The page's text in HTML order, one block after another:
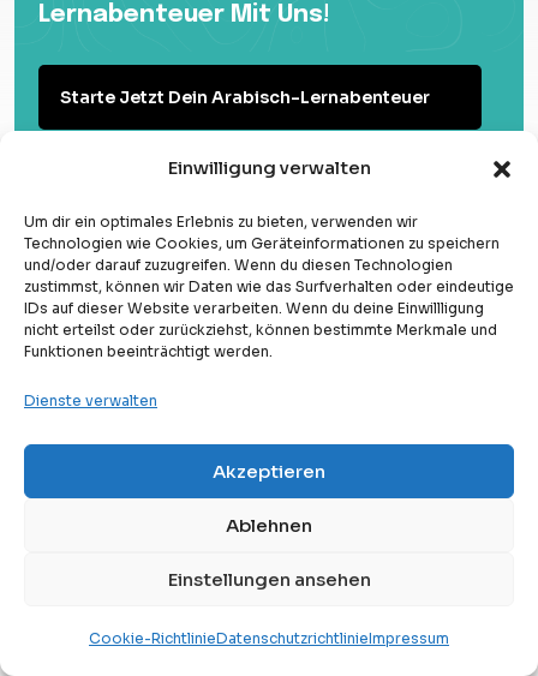
Einwilligung verwalten
Um dir ein optimales Erlebnis zu bieten, verwenden wir
Technologien wie Cookies, um Geräteinformationen zu speichern
und/oder darauf zuzugreifen. Wenn du diesen Technologien
zustimmst, können wir Daten wie das Surfverhalten oder eindeutige
IDs auf dieser Website verarbeiten. Wenn du deine Einwillligung
nicht erteilst oder zurückziehst, können bestimmte Merkmale und
Funktionen beeinträchtigt werden.
Dienste verwalten
Akzeptieren
Ablehnen
Einstellungen ansehen
Cookie-RichtlinieDatenschutzrichtlinieImpressum
Lernabenteuer Mit Uns!
Starte Jetzt Dein Arabisch-Lernabenteuer
Auf Eine Unterhaltsame Und Effektive Weise!
Gestellten Fragen Zu Diesem
Kurs Zu Beantworten.
Kostenlose Probestunde